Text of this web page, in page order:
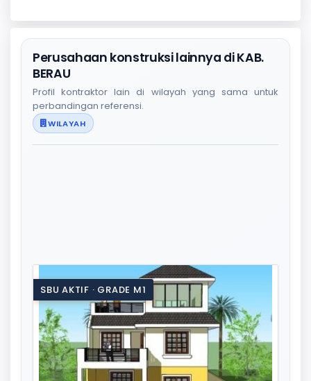
Perusahaan konstruksi lainnya di KAB.
BERAU
Profil kontraktor lain di wilayah yang sama untuk
perbandingan referensi.
WILAYAH
SBU AKTIF · GRADE M1